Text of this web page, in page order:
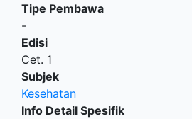
Tipe Pembawa
-
Edisi
Cet. 1
Subjek
Kesehatan
Info Detail Spesifik